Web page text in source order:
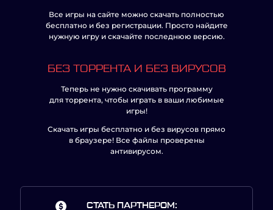
Все игры на сайте можно скачать полностью
бесплатно и без регистрации. Просто найдите
нужную игру и скачайте последнюю версию.
БЕЗ ТОРРЕНТА И БЕЗ ВИРУСОВ
Теперь не нужно скачивать программу
для торрента, чтобы играть в ваши любимые
игры!
Скачать игры бесплатно и без вирусов прямо
в браузере! Все файлы проверены
антивирусом.
СТАТЬ ПАРТНЕРОМ: